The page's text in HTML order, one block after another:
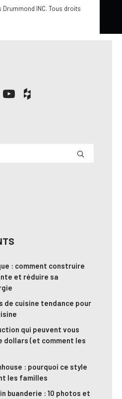
INC. Tous droits
: comment construire
et réduire sa
de cuisine tendance pour
qui peuvent vous
dollars (et comment les
: pourquoi ce style
les familles
buanderie : 10 photos et